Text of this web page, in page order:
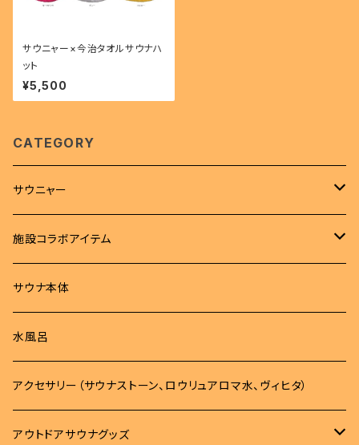
サウニャー×今治タオルサウナハ
ット
¥5,500
CATEGORY
サウニャー
アパレル
Tシャツ
ロンT
サウナハット
サウナマット
バッグ
バッグ
タオル
施設コラボアイテム
Tシャツ
サウナハット
タオル
雑貨
サウナ本体
水風呂
アクセサリー（サウナストーン、ロウリュアロマ水、ヴィヒタ）
アウトドアサウナグッズ